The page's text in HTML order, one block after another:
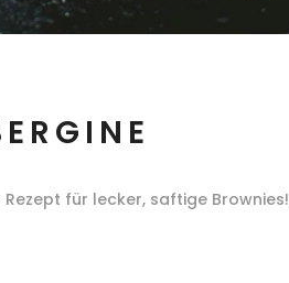
für lecker, saftige Brownies!